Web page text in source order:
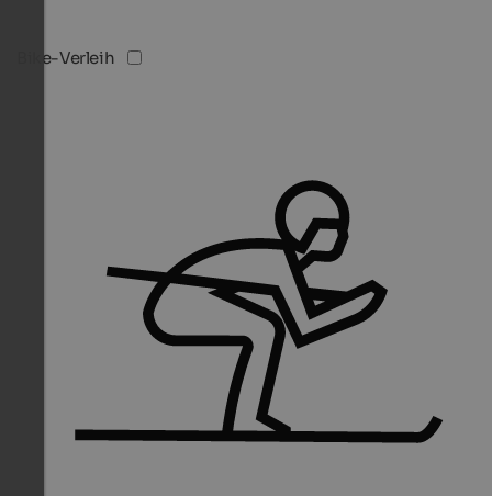
Bike-Verleih